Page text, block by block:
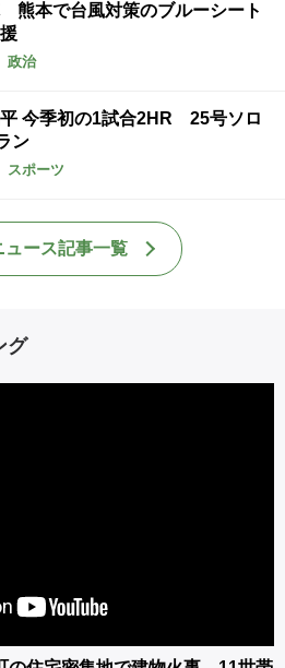
熊本で台風対策のブルーシート
政治
今季初の1試合2HR 25号ソロ
ン
スポーツ
ュース記事一覧
グ